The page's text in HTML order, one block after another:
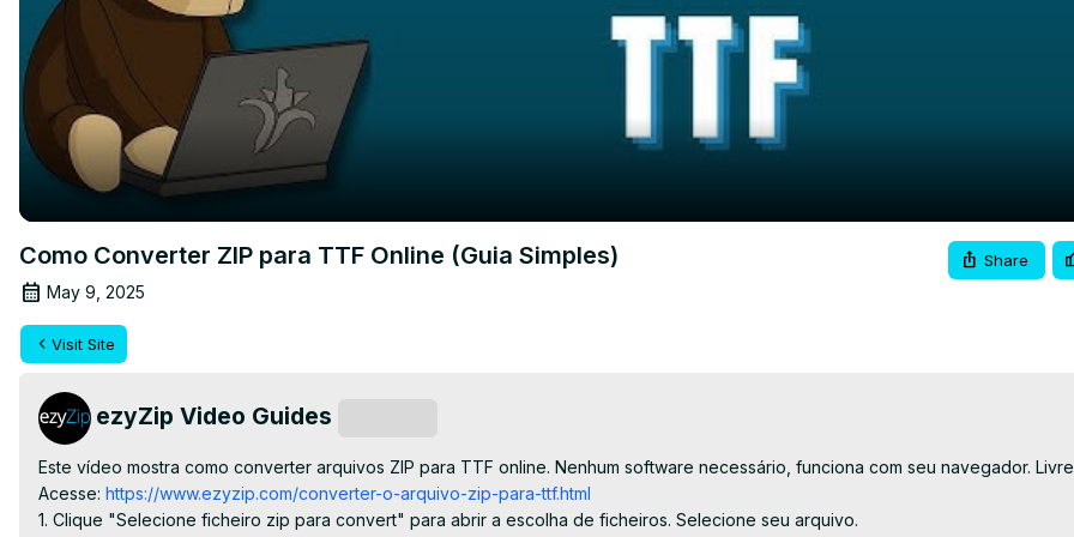
Como Converter ZIP para TTF Online (Guia Simples)
May 9, 2025
Share
Visit Site
ezyZip Video Guides
Este vídeo mostra como converter arquivos ZIP para TTF online. Nenhum software necessário, funciona com seu navegador.
Acesse: https://www.ezyzip.com/converter-o-arquivo-zip-para-ttf.html
1. Clique "Selecione ficheiro zip para convert" para abrir a escolha de ficheiros. Selecione seu arquivo.